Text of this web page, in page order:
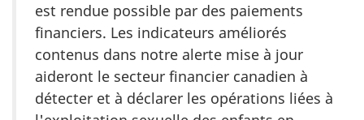
est rendue possible par des paiements
financiers. Les indicateurs améliorés
contenus dans notre alerte mise à jour
aideront le secteur financier canadien à
détecter et à déclarer les opérations liées à